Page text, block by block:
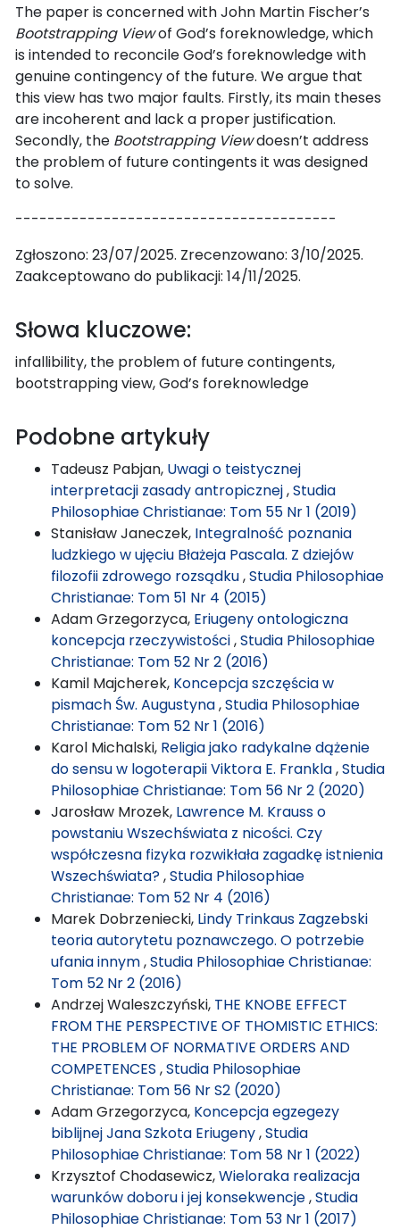
The paper is concerned with John Martin Fischer’s
Bootstrapping Viewof God’s foreknowledge, which
is intended to reconcile God’s foreknowledge with
genuine contingency of the future. We argue that
this view has two major faults. Firstly, its main theses
are incoherent and lack a proper justification.
Secondly, the Bootstrapping Viewdoesn’t address
the problem of future contingents it was designed
to solve.
----------------------------------------
Zgłoszono: 23/07/2025. Zrecenzowano: 3/10/2025.
Zaakceptowano do publikacji: 14/11/2025.
Słowa kluczowe:
infallibility, the problem of future contingents,
bootstrapping view, God’s foreknowledge
Podobne artykuły
Tadeusz Pabjan, Uwagi o teistycznej
interpretacji zasady antropicznej,Studia
Philosophiae Christianae: Tom 55 Nr 1 (2019)
Stanisław Janeczek, Integralność poznania
ludzkiego w ujęciu Błażeja Pascala. Z dziejów
filozofii zdrowego rozsądku,Studia Philosophiae
Christianae: Tom 51 Nr 4 (2015)
Adam Grzegorzyca, Eriugeny ontologiczna
koncepcja rzeczywistości,Studia Philosophiae
Christianae: Tom 52 Nr 2 (2016)
Kamil Majcherek, Koncepcja szczęścia w
pismach Św. Augustyna,Studia Philosophiae
Christianae: Tom 52 Nr 1 (2016)
Karol Michalski, Religia jako radykalne dążenie
do sensu w logoterapii Viktora E. Frankla,Studia
Philosophiae Christianae: Tom 56 Nr 2 (2020)
Jarosław Mrozek, Lawrence M. Krauss o
powstaniu Wszechświata z nicości. Czy
współczesna fizyka rozwikłała zagadkę istnienia
Wszechświata?,Studia Philosophiae
Christianae: Tom 52 Nr 4 (2016)
Marek Dobrzeniecki, Lindy Trinkaus Zagzebski
teoria autorytetu poznawczego. O potrzebie
ufania innym,Studia Philosophiae Christianae:
Tom 52 Nr 2 (2016)
Andrzej Waleszczyński, THE KNOBE EFFECT
FROM THE PERSPECTIVE OF THOMISTIC ETHICS:
THE PROBLEM OF NORMATIVE ORDERS AND
COMPETENCES ,Studia Philosophiae
Christianae: Tom 56 Nr S2 (2020)
Adam Grzegorzyca, Koncepcja egzegezy
biblijnej Jana Szkota Eriugeny,Studia
Philosophiae Christianae: Tom 58 Nr 1 (2022)
Krzysztof Chodasewicz,Wieloraka realizacja
warunków doboru i jej konsekwencje,Studia
Philosophiae Christianae: Tom 53 Nr 1 (2017)